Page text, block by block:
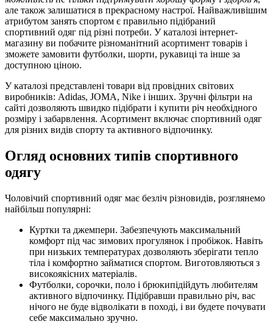
але також залишатися в прекрасному настрої. Найважливішим
атрибутом занять спортом є правильно підібраний
спортивний одяг під різні потреби. У каталозі інтернет-
магазину ви побачите різноманітний асортимент товарів і
зможете замовити футболки, шорти, рукавиці та інше за
доступною ціною.
У каталозі представлені товари від провідних світових
виробників: Adidas, JOMA, Nike і інших. Зручні фільтри на
сайті дозволяють швидко підібрати і купити річ необхідного
розміру і забарвлення. Асортимент включає спортивний одяг
для різних видів спорту та активного відпочинку.
Огляд основних типів спортивного
одягу
Чоловічий спортивний одяг має безліч різновидів, розглянемо
найбільш популярні:
Куртки та джемпери. Забезпечують максимальний
комфорт під час зимових прогулянок і пробіжок. Навіть
при низьких температурах дозволяють зберігати тепло
тіла і комфортно займатися спортом. Виготовляються з
високоякісних матеріалів.
Футболки, сорочки, поло і брюкипідійдуть любителям
активного відпочинку. Підібравши правильно річ, вас
нічого не буде відволікати в поході, і ви будете почувати
себе максимально зручно.